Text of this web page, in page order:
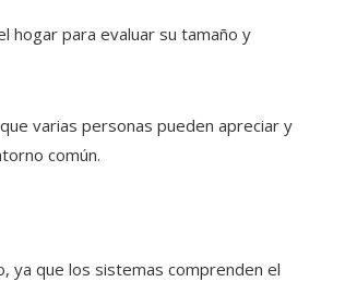
hogar para evaluar su tamaño y
varias personas pueden apreciar y
común.
ya que los sistemas comprenden el